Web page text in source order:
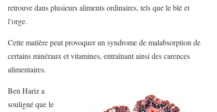
retrouve dans plusieurs aliments ordinaires, tels que le blé et
l’orge.
Cette matière peut provoquer un syndrome de malabsorption de
certains minéraux et vitamines, entraînant ainsi des carences
alimentaires.
Ben Hariz a
souligné que le